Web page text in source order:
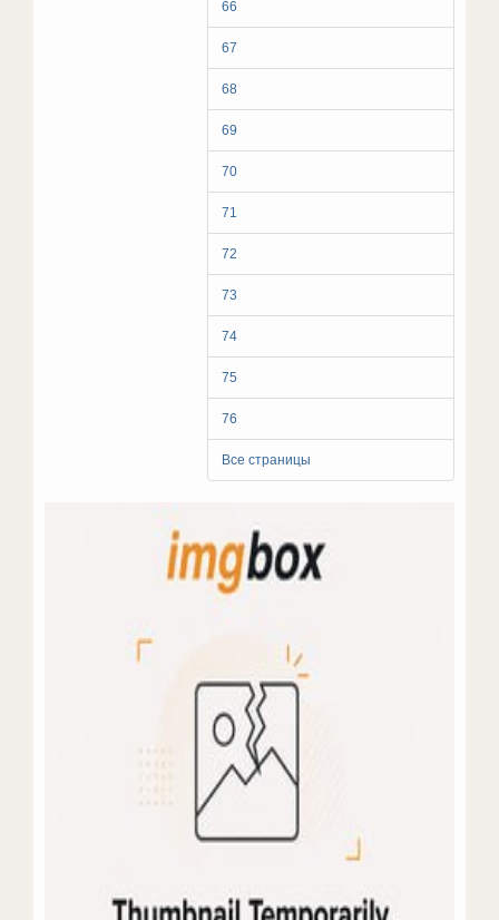
66
67
68
69
70
71
72
73
74
75
76
Все страницы